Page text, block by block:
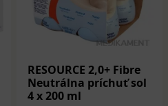
RESOURCE 2,0+ Fibre
Neutrálna príchuť sol
4 x 200 ml